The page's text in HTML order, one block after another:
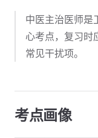
中医主治医师是
心考点，复习时
常见干扰项。
考点画像